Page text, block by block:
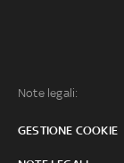
Note legali:
GESTIONE COOKIE